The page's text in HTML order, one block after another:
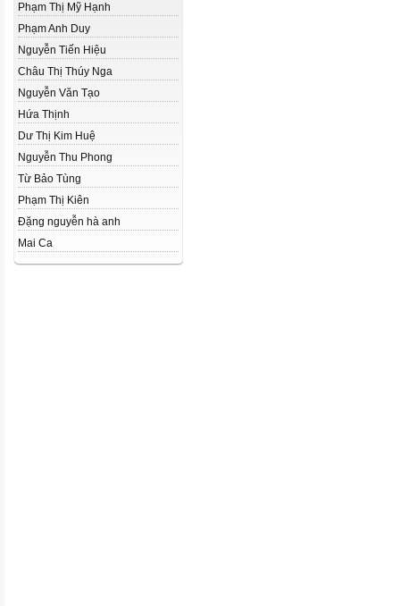
Phạm Thị Mỹ Hạnh
Phạm Anh Duy
Nguyễn Tiến Hiệu
Châu Thị Thúy Nga
Nguyễn Văn Tạo
Hứa Thịnh
Dư Thị Kim Huệ
Nguyễn Thu Phong
Từ Bảo Tùng
Phạm Thị Kiên
Đặng nguyễn hà anh
Mai Ca